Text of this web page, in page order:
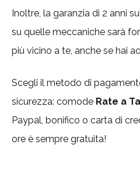
Inoltre, la garanzia di 2 anni
su quelle meccaniche sarà
più vicino a te, anche se hai
Scegli il metodo di
sicurezza: comode Rate a
Paypal, bonifico o carta di
ore è sempre gratuita!